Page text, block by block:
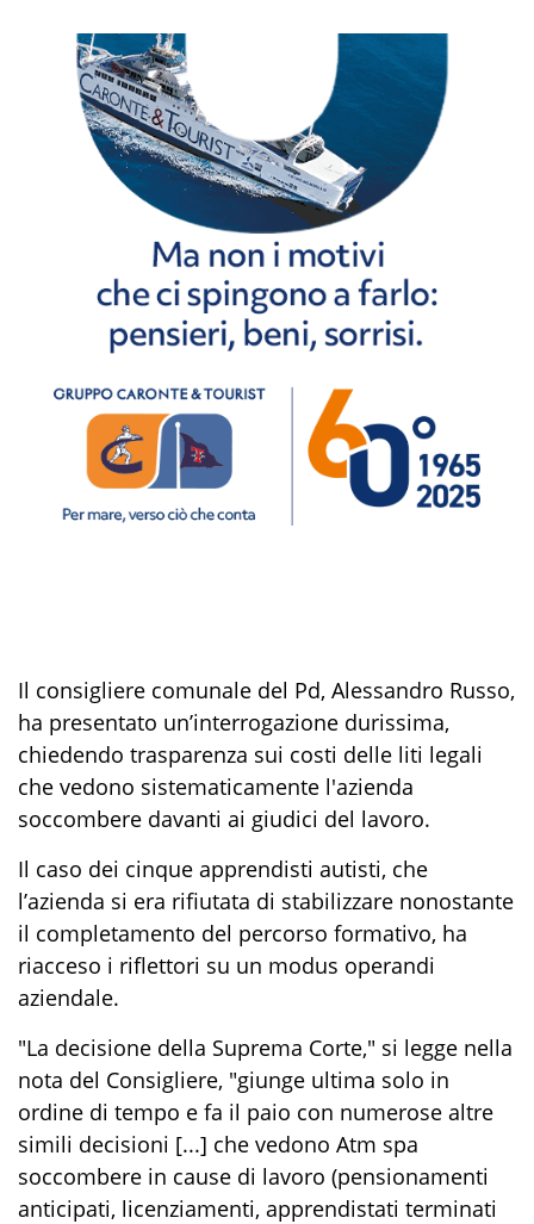
Il consigliere comunale del Pd, Alessandro Russo,
ha presentato un’interrogazione durissima,
chiedendo trasparenza sui costi delle liti legali
che vedono sistematicamente l'azienda
soccombere davanti ai giudici del lavoro.
Il caso dei cinque apprendisti autisti, che
l’azienda si era rifiutata di stabilizzare nonostante
il completamento del percorso formativo, ha
riacceso i riflettori su un modus operandi
aziendale.
"La decisione della Suprema Corte," si legge nella
nota del Consigliere, "giunge ultima solo in
ordine di tempo e fa il paio con numerose altre
simili decisioni [...] che vedono Atm spa
soccombere in cause di lavoro (pensionamenti
anticipati, licenziamenti, apprendistati terminati